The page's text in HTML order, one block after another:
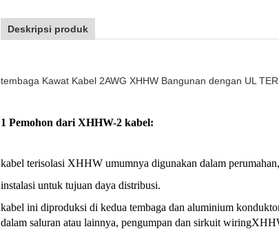
Deskripsi produk
tembaga Kawat Kabel 2AWG XHHW Bangunan dengan UL
1 Pemohon dari XHHW-2 kabel:
kabel terisolasi XHHW umumnya digunakan dalam
instalasi untuk tujuan daya distribusi.
kabel ini diproduksi di kedua tembaga dan aluminium
dalam saluran atau lainnya, pengumpan dan sirkuit